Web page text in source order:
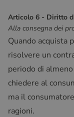
Articolo 6 - Diritto
Alla consegna dei
Quando acquista
risolvere un
periodo di
chiedere al
ma il
ragioni.